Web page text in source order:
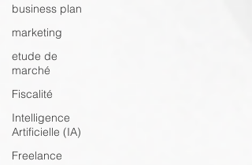
business plan
marketing
etude de
marché
Fiscalité
Intelligence
Artificielle (IA)
Freelance